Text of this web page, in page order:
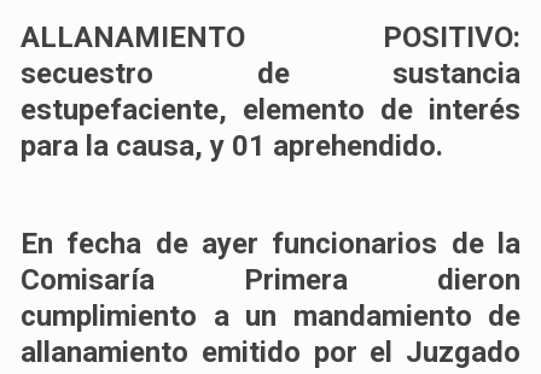
ALLANAMIENTO POSITIVO:
secuestro de sustancia
estupefaciente, elemento de interés
para la causa, y 01 aprehendido.
En fecha de ayer funcionarios de la
Comisaría Primera dieron
cumplimiento a un mandamiento de
allanamiento emitido por el Juzgado